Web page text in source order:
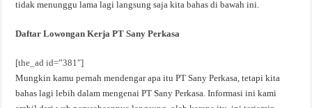
tidak menunggu lama lagi langsung saja kita bahas di bawah ini.
Daftar Lowongan Kerja PT Sany Perkasa
[the_ad id=”381″]
Mungkin kamu pernah mendengar apa itu PT Sany Perkasa, tetapi kita
bahas lagi lebih dalam mengenai PT Sany Perkasa. Informasi ini kami